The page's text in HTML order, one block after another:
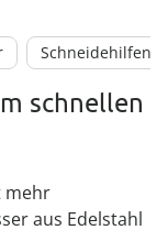
Schneidehilfen
schnellen
mehr
aus Edelstahl